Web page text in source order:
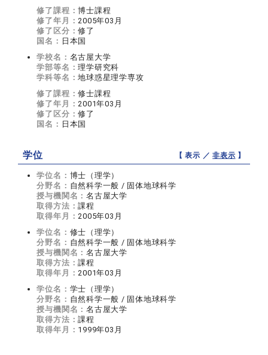
修了課程：博士課程
修了年月：2005年03月
修了区分：修了
国名： 日本国
学校名： 名古屋大学
学部等名：理学研究科
学科等名：地球惑星理学専攻
修了課程：修士課程
修了年月：2001年03月
修了区分：修了
国名： 日本国
学位 【 表示 ／非表示 】
学位名： 博士（理学）
分野名： 自然科学一般 / 固体地球科学
授与機関名：名古屋大学
取得方法：課程
取得年月：2005年03月
学位名： 修士（理学）
分野名： 自然科学一般 / 固体地球科学
授与機関名：名古屋大学
取得方法：課程
取得年月：2001年03月
学位名： 学士（理学）
分野名： 自然科学一般 / 固体地球科学
授与機関名：名古屋大学
取得方法：課程
取得年月： 1999年03月